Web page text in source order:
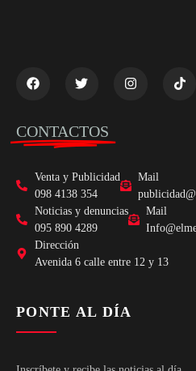
CONTACTOS
Venta y Publicidad
098 4138 354
Mail
Noticias y denuncias
095 890 4289
Mail
Dirección
Avenida 6 calle entre 12 y 13
PONTE AL DÍA